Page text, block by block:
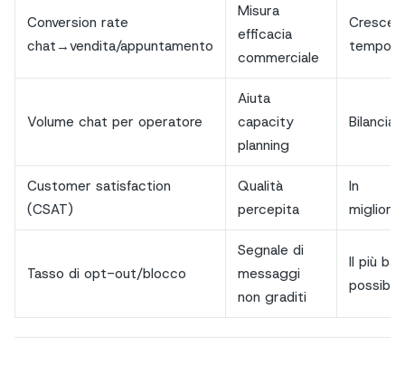
Conversion rate
chat→vendita/appuntamento
Misura
efficacia
commerciale
tempo
Volume chat per operatore
Aiuta
capacity
planning
Customer satisfaction
(CSAT)
Qualità
percepita
In
Tasso di opt-out/blocco
Segnale di
messaggi
non graditi
Il più
possibile